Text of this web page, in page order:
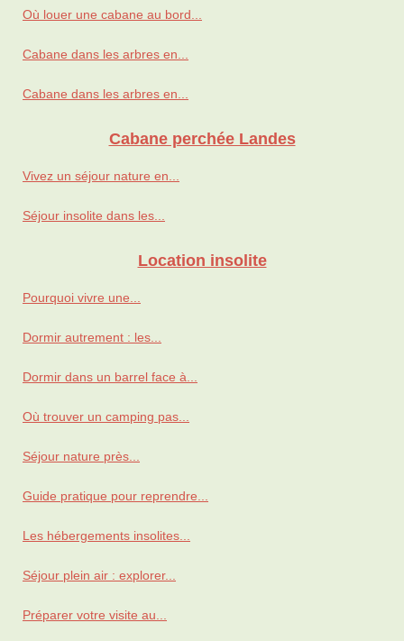
Où louer une cabane au bord...
Cabane dans les arbres en...
Cabane dans les arbres en...
Cabane perchée Landes
Vivez un séjour nature en...
Séjour insolite dans les...
Location insolite
Pourquoi vivre une...
Dormir autrement : les...
Dormir dans un barrel face à...
Où trouver un camping pas...
Séjour nature près...
Guide pratique pour reprendre...
Les hébergements insolites...
Séjour plein air : explorer...
Préparer votre visite au...